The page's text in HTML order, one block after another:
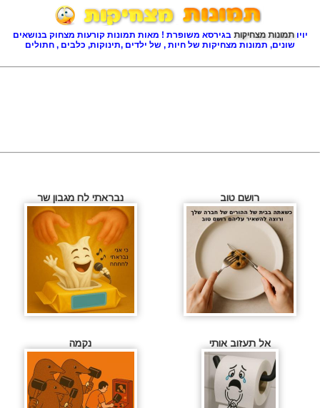
יויו תמונות מצחיקות בגירסא משופרת ! מאות תמונות קורעות מצחוק בנושאים
שונים, תמונות מצחיקות של חיות , של ילדים ,תינוקות, כלבים , חתולים
רושם טוב נבראתי לח מגבון שר
אל תעזוב אותי נקמה